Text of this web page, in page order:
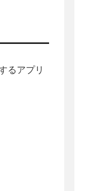
るアプリ